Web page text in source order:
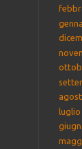
luglio